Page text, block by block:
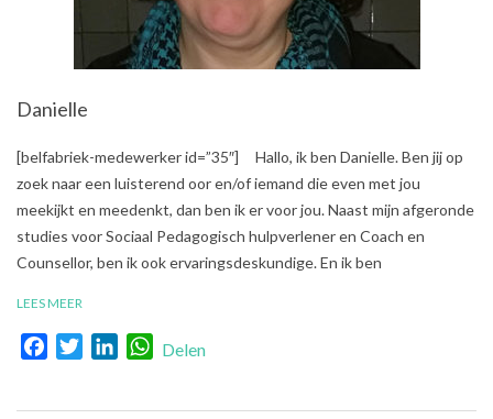
Danielle
2018-
[belfabriek-medewerker id=”35″] Hallo, ik ben Danielle. Ben jij op
zoek naar een luisterend oor en/of iemand die even met jou
meekijkt en meedenkt, dan ben ik er voor jou. Naast mijn afgeronde
studies voor Sociaal Pedagogisch hulpverlener en Coach en
Counsellor, ben ik ook ervaringsdeskundige. En ik ben
LEES MEER
FacebookTwitterLinkedInWhatsApp
Delen